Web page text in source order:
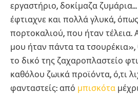
εργαστήριο, δοκίμαζα
έφτιαχνε και πολλά γλυκά, όπως
πορτοκαλιού, που ήταν τέλεια.
μου ήταν πάντα τα τσουρέκια»,
το δικό της ζαχαροπλαστείο
καθόλου ζωικά προϊόντα, ό,τι
φανταστείς: από μπισκότα